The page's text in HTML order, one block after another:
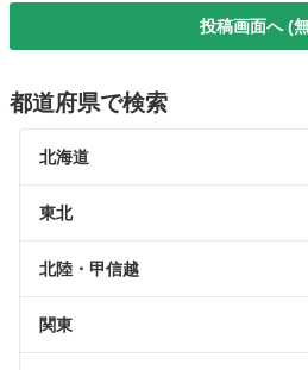
投稿画面へ (
都道府県で検索
北海道
東北
北陸・甲信越
関東